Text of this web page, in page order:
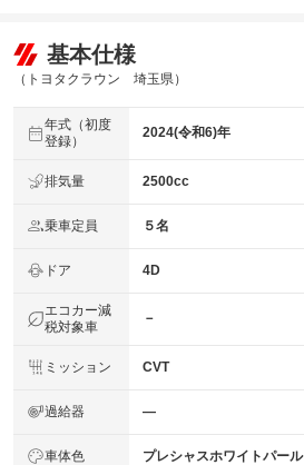
基本仕様
（トヨタクラウン 埼玉県）
年式（初度
登録）
2024(令和6)年
排気量 2500cc
乗車定員 ５名
ドア 4D
エコカー減
税対象車
－
ミッション CVT
過給器 ―
車体色 プレシャスホワイトパール